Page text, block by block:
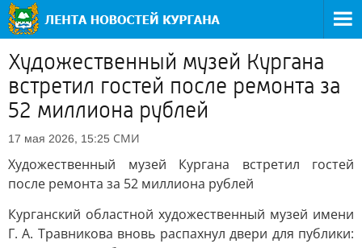
Художественный музей Кургана
встретил гостей после ремонта за
52 миллиона рублей
17 мая 2026, 15:25 СМИ
Художественный музей Кургана встретил гостей
после ремонта за 52 миллиона рублей
Курганский областной художественный музей имени
Г. А. Травникова вновь распахнул двери для публики: